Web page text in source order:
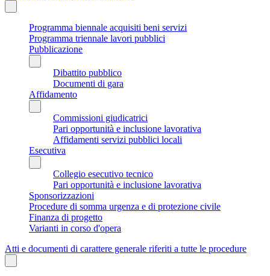
Programma biennale acquisiti beni servizi
Programma triennale lavori pubblici
Pubblicazione
Dibattito pubblico
Documenti di gara
Affidamento
Commissioni giudicatrici
Pari opportunità e inclusione lavorativa
Affidamenti servizi pubblici locali
Esecutiva
Collegio esecutivo tecnico
Pari opportunità e inclusione lavorativa
Sponsorizzazioni
Procedure di somma urgenza e di protezione civile
Finanza di progetto
Varianti in corso d'opera
Atti e documenti di carattere generale riferiti a tutte le procedure